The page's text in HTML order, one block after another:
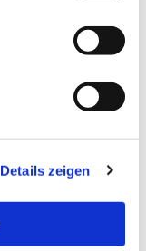
Details zeigen